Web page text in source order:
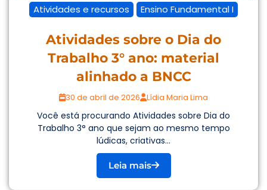
Atividades e recursos Ensino Fundamental I
Atividades sobre o Dia do
Trabalho 3° ano: material
alinhado a BNCC
30 de abril de 2026 Lídia Maria Lima
Você está procurando Atividades sobre Dia do
Trabalho 3° ano que sejam ao mesmo tempo
lúdicas, criativas...
Leia mais